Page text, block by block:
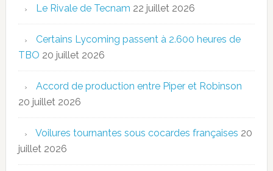
Le Rivale de Tecnam 22 juillet 2026
Certains Lycoming passent à 2.600 heures de
TBO 20 juillet 2026
Accord de production entre Piper et Robinson
20 juillet 2026
Voilures tournantes sous cocardes françaises 20
juillet 2026